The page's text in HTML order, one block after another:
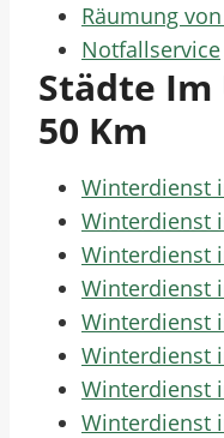
Räumung
Notfallservice
Städte Im
50 Km
Winterdienst
Winterdienst
Winterdienst
Winterdienst
Winterdienst
Winterdienst
Winterdienst
Winterdienst